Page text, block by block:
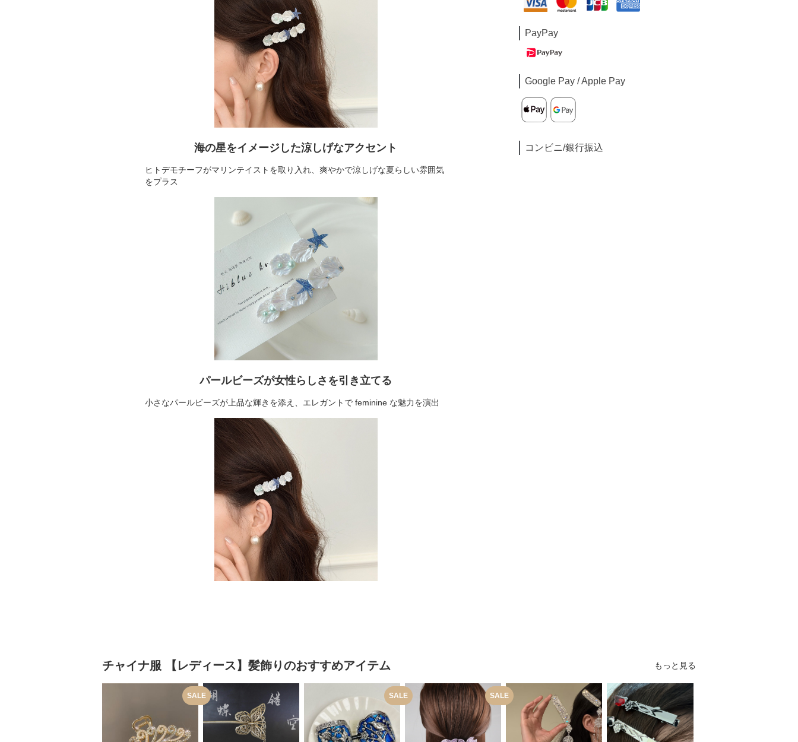
海の星をイメージした涼しげなアクセント
ヒトデモチーフがマリンテイストを取り入れ、爽やかで涼しげな夏らしい雰囲気
をプラス
パールビーズが女性らしさを引き立てる
小さなパールビーズが上品な輝きを添え、エレガントで feminine な魅力を演出
PayPay
Google Pay / Apple Pay
コンビニ/銀行振込
チャイナ服 【レディース】髪飾りのおすすめアイテム もっと見る
SALE SALE SALE